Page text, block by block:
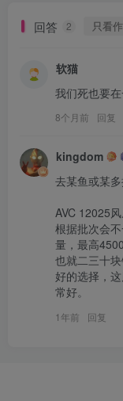
回答 2 只看
软猫
我们死也要
8个月前 回复
kingdom
去某鱼或某
AVC 12025
根据批次会
量，最高
也就二三十
好的选择，
常好。
1年前 回复